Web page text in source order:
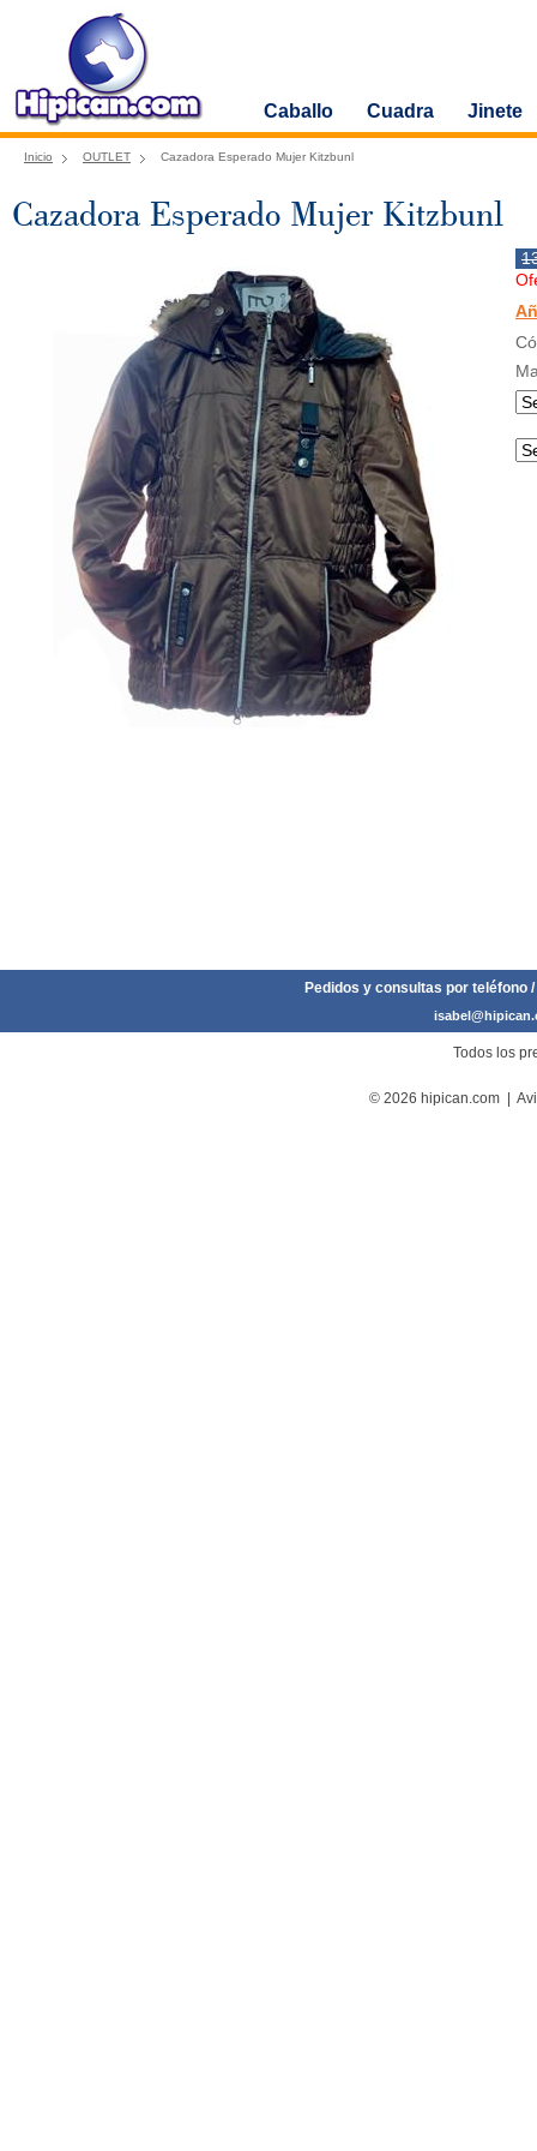
Caballo Cuadra Jinete
Inicio OUTLET Cazadora Esperado Mujer Kitzbunl
Cazadora Esperado Mujer Kitzbunl
Pedidos y consultas por teléfono
Todos los
© 2026 hipican.com |